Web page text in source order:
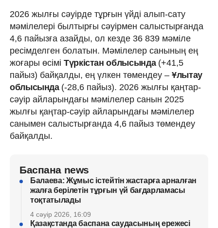
2026 жылғы сәуірде тұрғын үйді алып-сату
мәмілелері былтырғы сәуірмен салыстырғанда
4,6 пайызға азайды, ол кезде 36 839 мәміле
ресімделген болатын. Мәмілелер санының ең
жоғары өсімі Түркістан облысында (+41,5
пайыз) байқалды, ең үлкен төмендеу – Ұлытау
облысында (-28,6 пайыз). 2026 жылғы қаңтар-
сәуір айларындағы мәмілелер санын 2025
жылғы қаңтар-сәуір айларындағы мәмілелер
санымен салыстырғанда 4,6 пайыз төмендеу
байқалды.
Баспана news
Балаева: Жұмыс істейтін жастарға арналған
жалға берілетін тұрғын үй бағдарламасы
тоқтатылады
4 сәуір 2026, 16:09
Қазақстанда баспана саудасының ережесі